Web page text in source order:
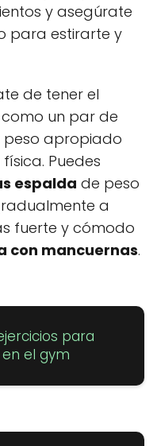
y asegúrate
para estirarte y
de tener el
un par de
peso apropiado
Puedes
espalda de peso
a
fuerte y cómodo
con mancuernas.
para
el gym